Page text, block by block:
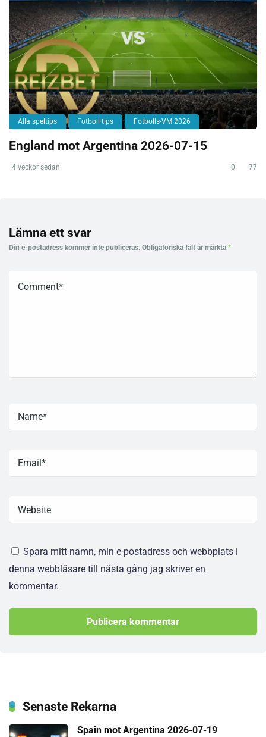
Alla speltips Fotboll tips Fotbolls-VM 2026
England mot Argentina 2026-07-15
4 veckor sedan 0 77
Lämna ett svar
Din e-postadress kommer inte publiceras. Obligatoriska fält är märkta *
Spara mitt namn, min e-postadress och webbplats i
denna webbläsare till nästa gång jag skriver en
kommentar.
Senaste Rekarna
Spain mot Argentina 2026-07-19